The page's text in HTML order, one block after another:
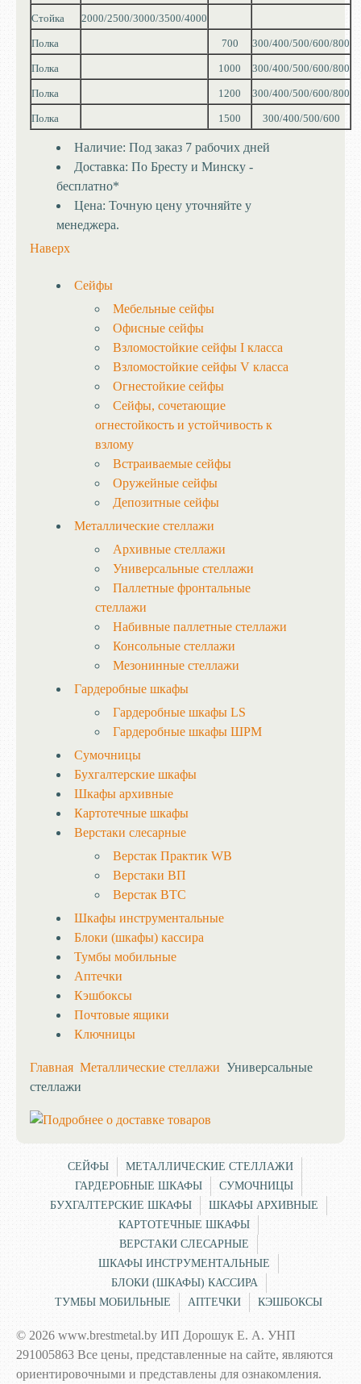
Стойка 2000/2500/3000/3500/4000
Полка 700 300/400/500/600/800
Полка 1000 300/400/500/600/800
Полка 1200 300/400/500/600/800
Полка 1500 300/400/500/600
Наличие: Под заказ 7 рабочих дней
Доставка: По Бресту и Минску -
бесплатно*
Цена: Точную цену уточняйте у
менеджера.
Наверх
Сейфы
Мебельные сейфы
Офисные сейфы
Взломостойкие сейфы I класса
Взломостойкие сейфы V класса
Огнестойкие сейфы
Сейфы, сочетающие
огнестойкость и устойчивость к
взлому
Встраиваемые сейфы
Оружейные сейфы
Депозитные сейфы
Металлические стеллажи
Архивные стеллажи
Универсальные стеллажи
Паллетные фронтальные
стеллажи
Набивные паллетные стеллажи
Консольные стеллажи
Мезонинные стеллажи
Гардеробные шкафы
Гардеробные шкафы LS
Гардеробные шкафы ШРМ
Сумочницы
Бухгалтерские шкафы
Шкафы архивные
Картотечные шкафы
Верстаки слесарные
Верстак Практик WB
Верстаки ВП
Верстак ВТС
Шкафы инструментальные
Блоки (шкафы) кассира
Тумбы мобильные
Аптечки
Кэшбоксы
Почтовые ящики
Ключницы
Главная Металлические стеллажи Универсальные
стеллажи
СЕЙФЫ
МЕТАЛЛИЧЕСКИЕ СТЕЛЛАЖИ
ГАРДЕРОБНЫЕ ШКАФЫ
СУМОЧНИЦЫ
БУХГАЛТЕРСКИЕ ШКАФЫ
ШКАФЫ АРХИВНЫЕ
КАРТОТЕЧНЫЕ ШКАФЫ
ВЕРСТАКИ СЛЕСАРНЫЕ
ШКАФЫ ИНСТРУМЕНТАЛЬНЫЕ
БЛОКИ (ШКАФЫ) КАССИРА
ТУМБЫ МОБИЛЬНЫЕ
АПТЕЧКИ КЭШБОКСЫ
© 2026 www.brestmetal.by ИП Дорошук Е. А. УНП
291005863 Все цены, представленные на сайте, являются
ориентировочными и представлены для ознакомления.